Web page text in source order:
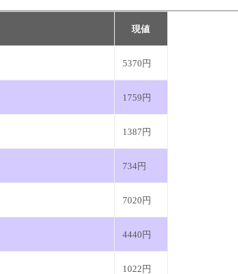
現値
5370円
1759円
1387円
734円
7020円
4440円
1022円